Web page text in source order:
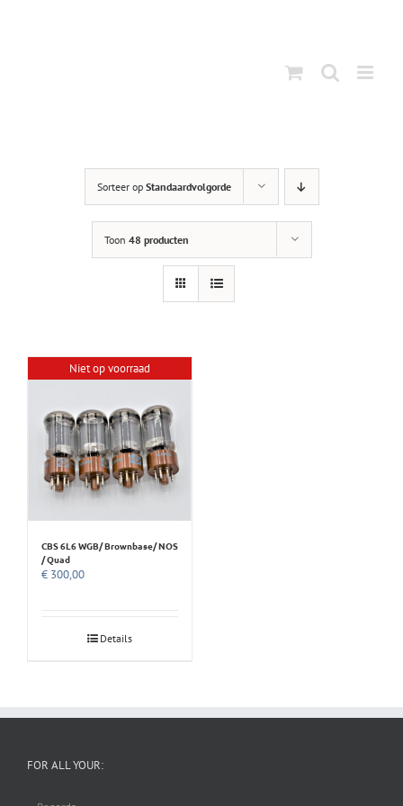
Sorteer op Standaardvolgorde
Toon 48 producten
Niet op voorraad
CBS 6L6 WGB/ Brownbase/ NOS
/ Quad
€ 300,00
Details
FOR ALL YOUR: